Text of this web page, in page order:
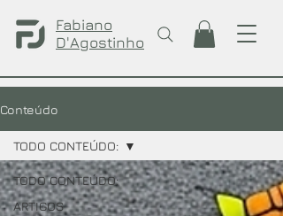
Fabiano
D'Agostinho
Conteúdo
TODO CONTEÚDO:
ARTIGOS
TODO CONTEÚDO: